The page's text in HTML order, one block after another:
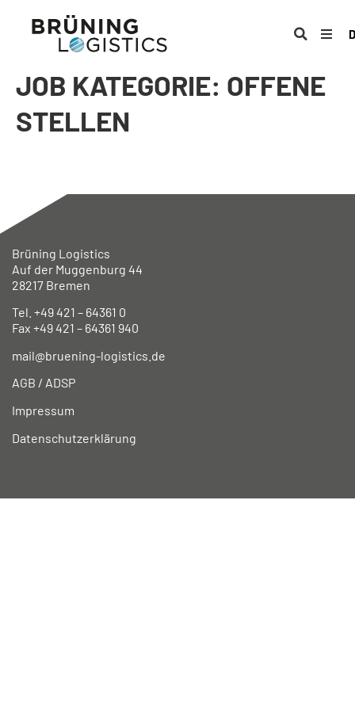
JOB KATEGORIE: OFFENE
STELLEN
Brüning Logistics
Auf der Muggenburg 44
28217 Bremen
Tel. +49 421 – 64361 0
Fax +49 421 – 64361 940
mail@bruening-logistics.de
AGB / ADSP
Impressum
Datenschutzerklärung